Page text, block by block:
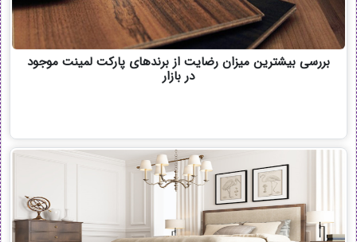
بررسی بیشترین میزان رضایت از برندهای پارکت لمینت موجود
در بازار